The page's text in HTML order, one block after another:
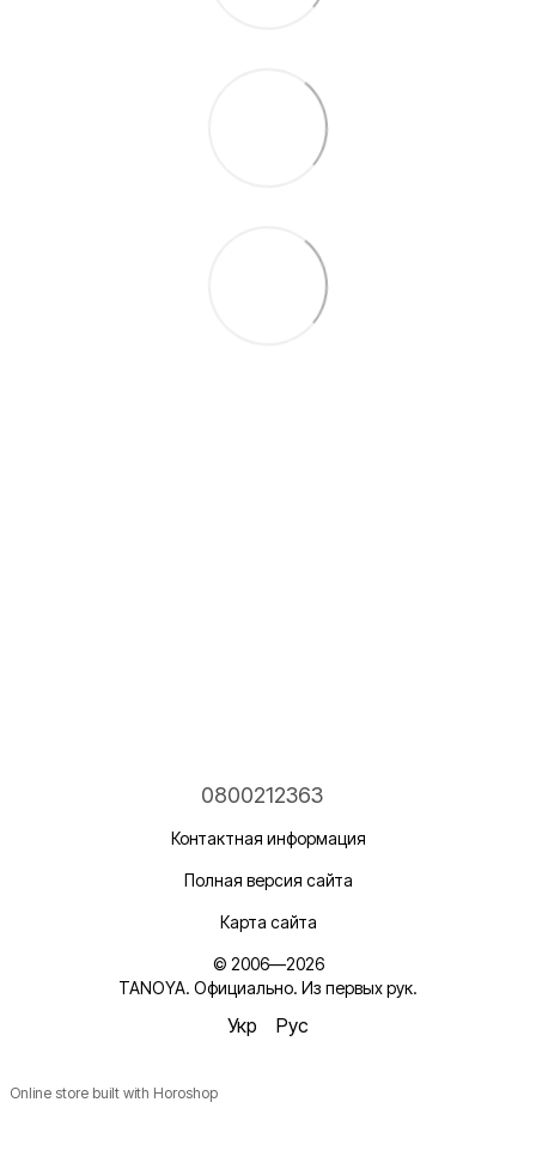
0800212363
Контактная информация
Полная версия сайта
Карта сайта
© 2006—2026
TANOYA. Официально. Из первых рук.
Укр Рус
Online store built with Horoshop